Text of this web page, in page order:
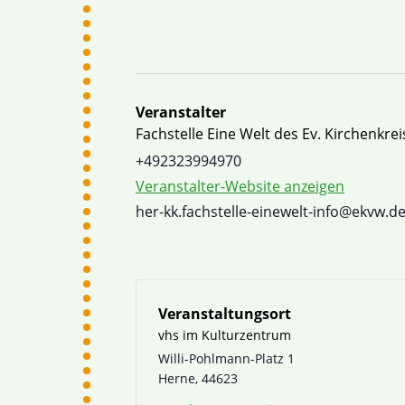
Fachstelle Eine Welt des Ev.
+492323994970
Veranstalter-Website anzeigen
her-kk.fachstelle-einewelt-info@ekvw.de
vhs im Kulturzentrum
Willi-Pohlmann-Platz 1
Herne, 44623